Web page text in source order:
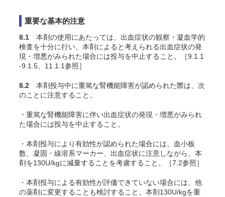
重要な基本的注意
8.1 本剤の使用にあたっては、出血症状の観察・凝血学的
検査を十分に行い、本剤によると考えられる出血症状の発
現・増悪がみられた場合には投与を中止すること。［9.1.1
-9.1.5、11.1.1参照］
8.2 本剤投与中に重篤な腎機能障害が認められた際は、次
のことに注意すること。
・重篤な腎機能障害に伴い出血症状の発現・増悪がみられ
た場合には投与を中止すること。
・本剤投与により有効性が認められた場合には、血小板
数、凝固・線溶系マーカー、出血症状に注意しながら、本
剤を130U/kgに減量することを考慮すること。［7.2参照］
・本剤投与による有効性が評価できていない場合には、他
の薬剤に変更することも検討すること。本剤130U/kgを重